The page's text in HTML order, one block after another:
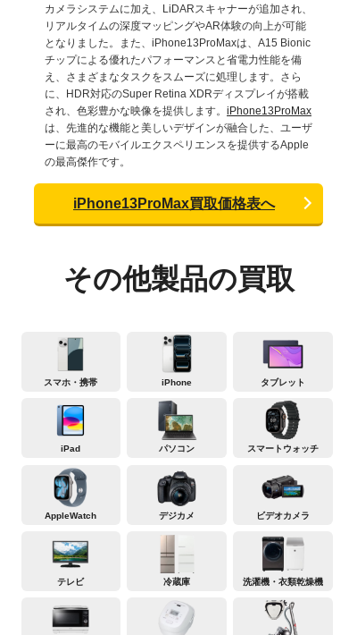
カメラシステムに加え、LiDARスキャナーが追加され、
リアルタイムの深度マッピングやAR体験の向上が可能
となりました。また、iPhone13ProMaxは、A15 Bionic
チップによる優れたパフォーマンスと省電力性能を備
え、さまざまなタスクをスムーズに処理します。さら
に、HDR対応のSuper Retina XDRディスプレイが搭載
され、色彩豊かな映像を提供します。 iPhone13ProMax
は、先進的な機能と美しいデザインが融合した、ユーザ
ーに最高のモバイルエクスペリエンスを提供するApple
の最高傑作です。
iPhone13ProMax買取価格表へ
その他製品の買取
スマホ・携帯 iPhone タブレット
iPad パソコン スマートウォッチ
AppleWatch デジカメ ビデオカメラ
テレビ 冷蔵庫 洗濯機・衣類乾燥機